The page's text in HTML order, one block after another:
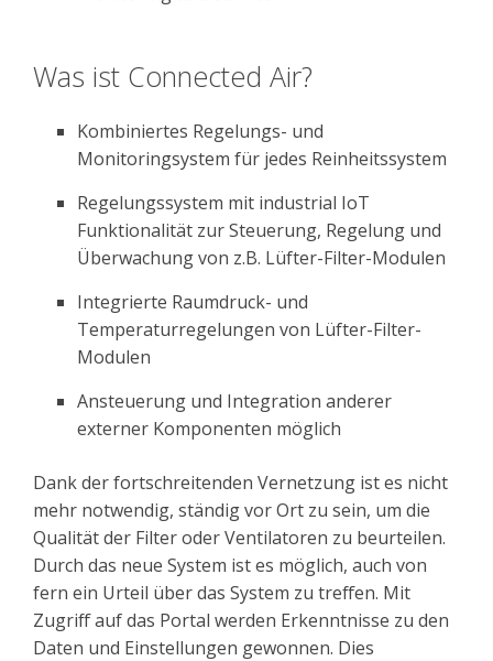
Was ist Connected Air?
Kombiniertes Regelungs- und
Monitoringsystem für jedes Reinheitssystem
Regelungssystem mit industrial IoT
Funktionalität zur Steuerung, Regelung und
Überwachung von z.B. Lüfter-Filter-Modulen
Integrierte Raumdruck- und
Temperaturregelungen von Lüfter-Filter-
Modulen
Ansteuerung und Integration anderer
externer Komponenten möglich
Dank der fortschreitenden Vernetzung ist es nicht
mehr notwendig, ständig vor Ort zu sein, um die
Qualität der Filter oder Ventilatoren zu beurteilen.
Durch das neue System ist es möglich, auch von
fern ein Urteil über das System zu treffen. Mit
Zugriff auf das Portal werden Erkenntnisse zu den
Daten und Einstellungen gewonnen. Dies